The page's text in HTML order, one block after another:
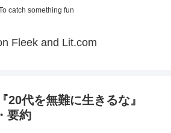
catch something fun
Fleek and Lit.com
20代を無難に生きるな』
要約